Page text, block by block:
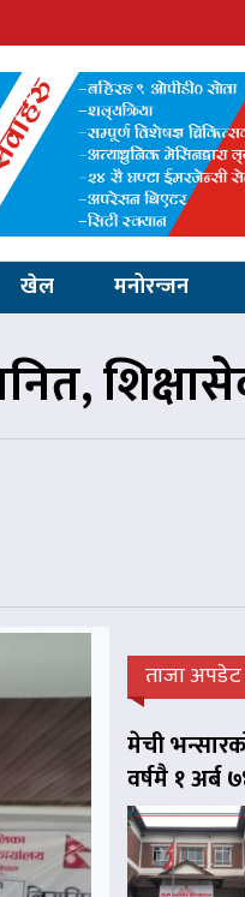
खेल मनोरन्जन
ताजा अपडेट
मेची
वर्षमै १ अर्ब